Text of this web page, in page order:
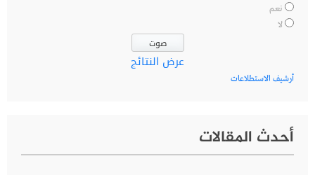
نعم
لا
عرض النتائج
أرشيف الاستطلاعات
أحدث المقالات